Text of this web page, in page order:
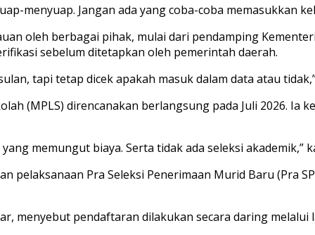
menyuap. Jangan ada yang coba-coba memasukkan
oleh berbagai pihak, mulai dari pendamping
sebelum ditetapkan oleh pemerintah daerah.
tapi tetap dicek apakah masuk dalam data atau
(MPLS) direncanakan berlangsung pada Juli 2026.
memungut biaya. Serta tidak ada seleksi akademik,”
pelaksanaan Pra Seleksi Penerimaan Murid Baru (Pra
, menyebut pendaftaran dilakukan secara daring